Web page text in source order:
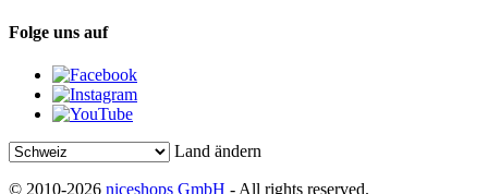
Folge uns auf
Land ändern
© 2010-2026 niceshops GmbH - All rights reserved.